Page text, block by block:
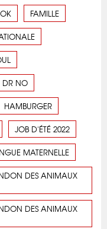
FAMILLE
DR NO
HAMBURGER
JOB D'ÉTÉ 2022
MATERNELLE
DES ANIMAUX
DES ANIMAUX